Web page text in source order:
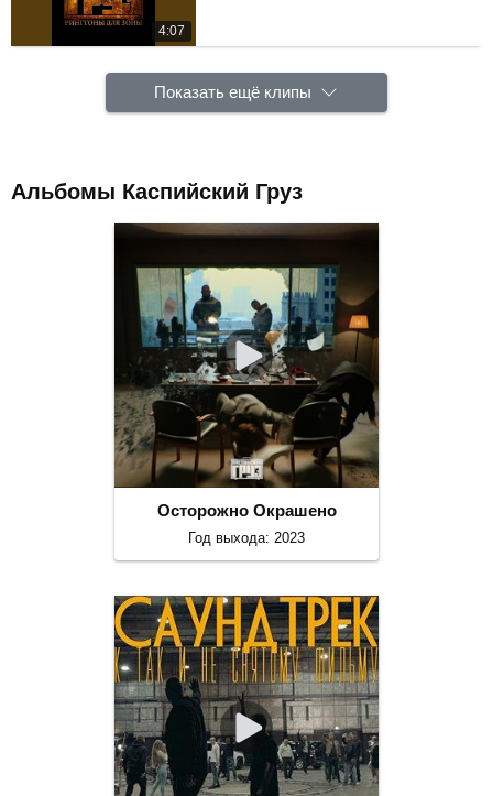
4:07
Показать ещё клипы
Альбомы Каспийский Груз
Осторожно Окрашено
Год выхода: 2023